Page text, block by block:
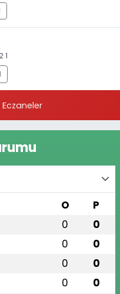
1
O P
0 0
0 0
0 0
0 0